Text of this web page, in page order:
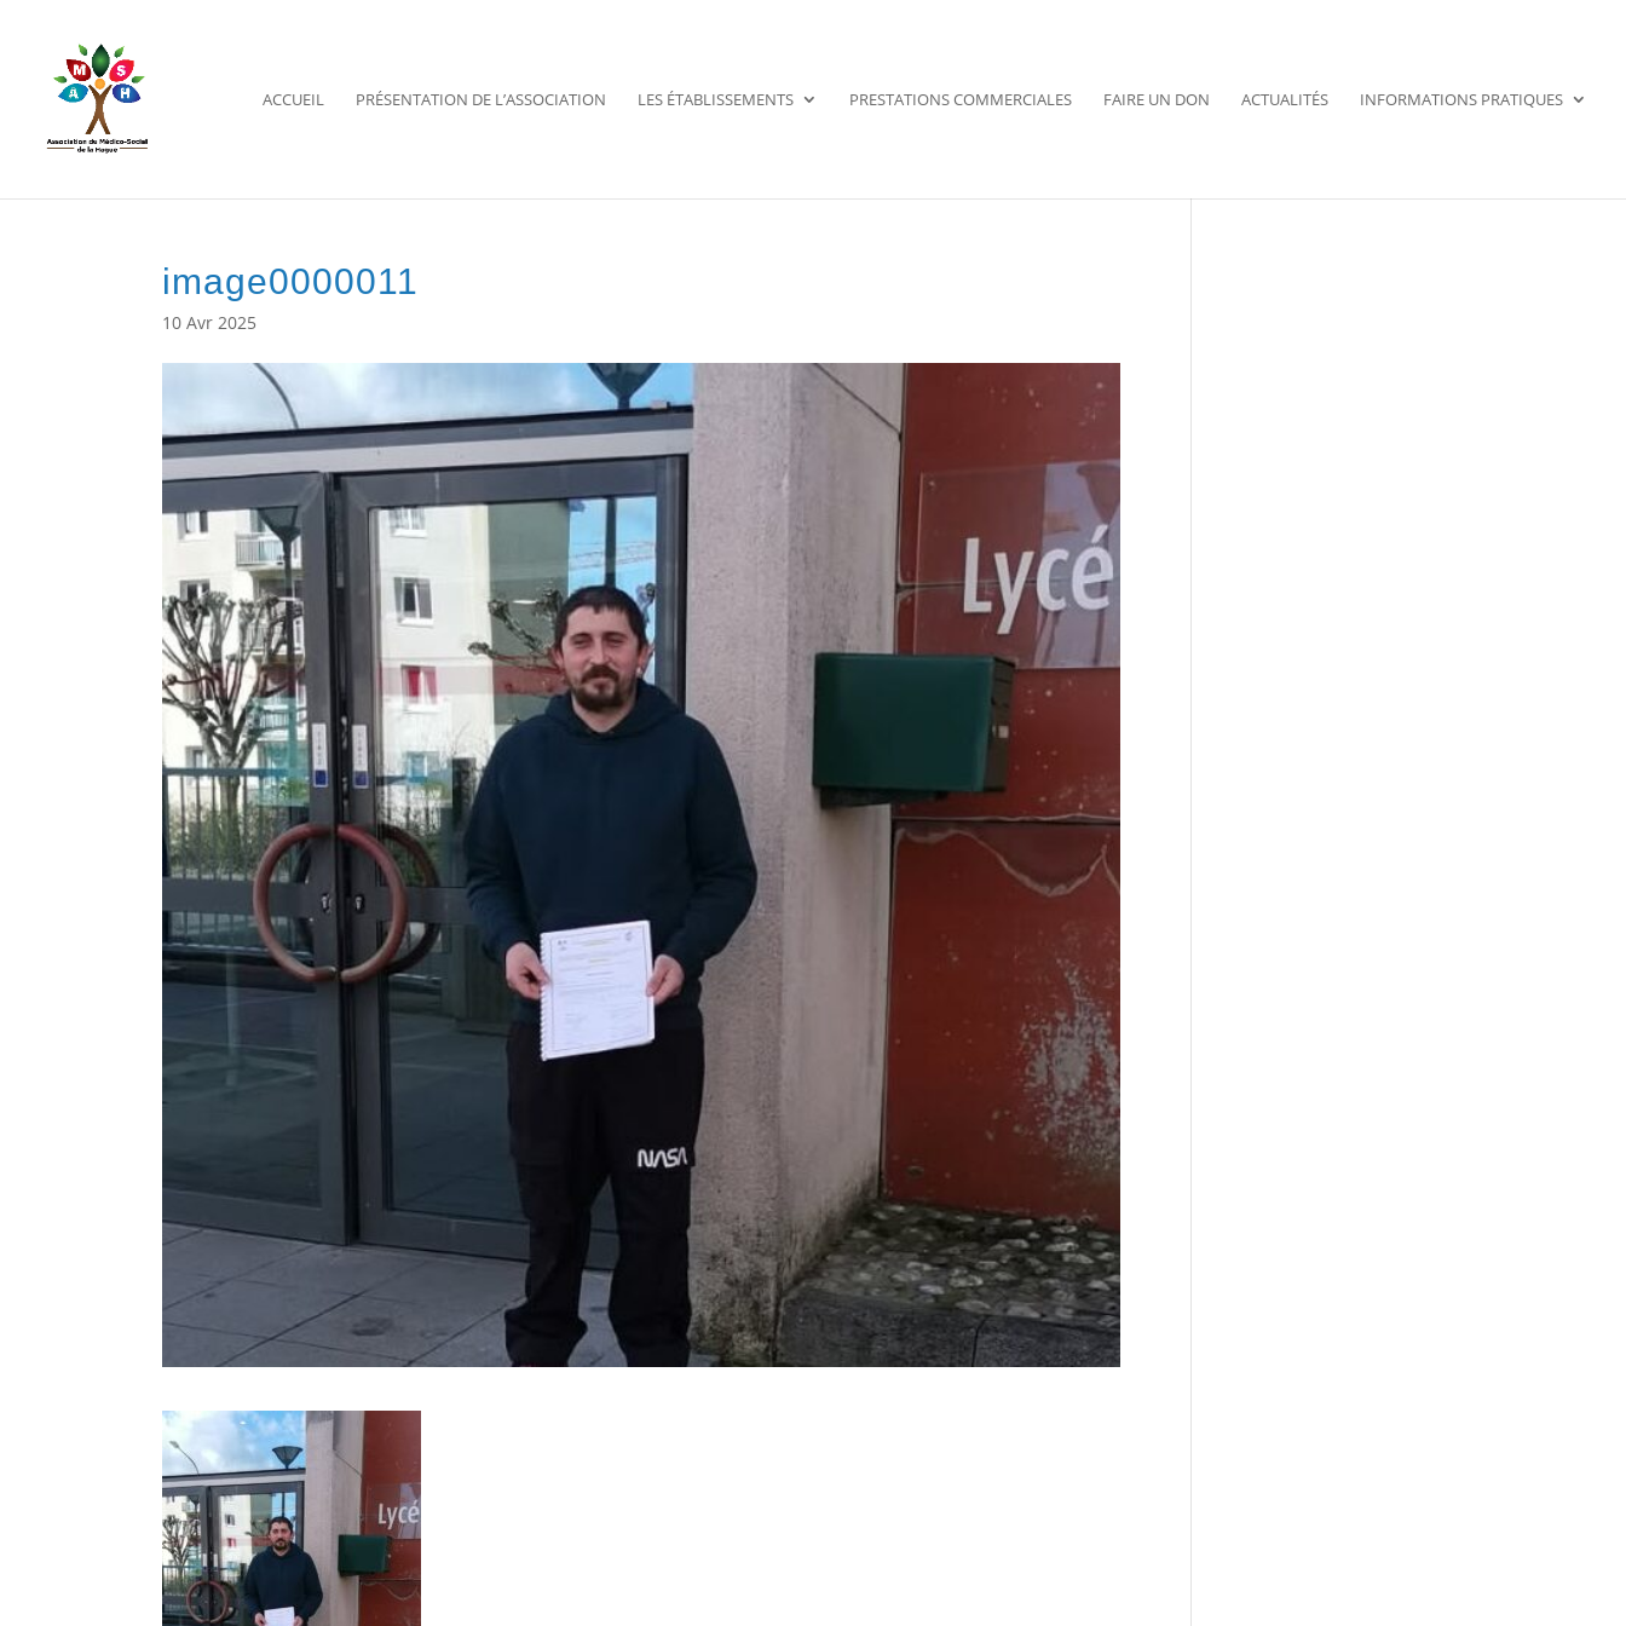
Ouvrir la barre d’outils
ACCUEIL PRÉSENTATION DE L’ASSOCIATION LES ÉTABLISSEMENTS PRESTATIONS COMMERCIALES FAIRE UN DON ACTUALITÉS INFORMATIONS PRATIQUES
image0000011
10 Avr 2025